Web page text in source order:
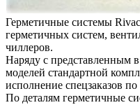
Герметичные системы
герметичных систем,
чиллеров.
Наряду с представленным
моделей стандартной
исполнение спецзаказов по
По деталям герметичные